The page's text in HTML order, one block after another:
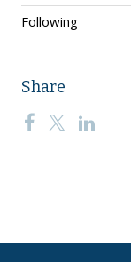
Following
Share